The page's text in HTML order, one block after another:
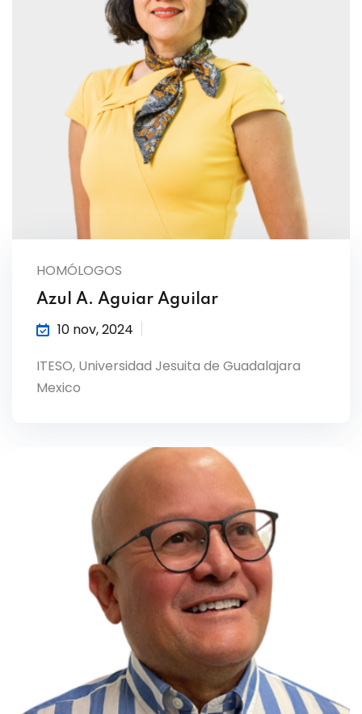
HOMÓLOGOS
Azul A. Aguiar Aguilar
10 nov, 2024
ITESO, Universidad Jesuita de Guadalajara
Mexico